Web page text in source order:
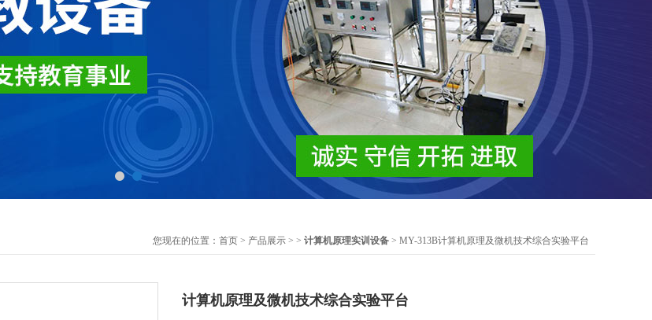
您现在的位置： 首页 > 产品展示 > > 计算机原理实训设备 > MY-313B计算机原理及微机技术综合实验平台
计算机原理及微机技术综合实验平台